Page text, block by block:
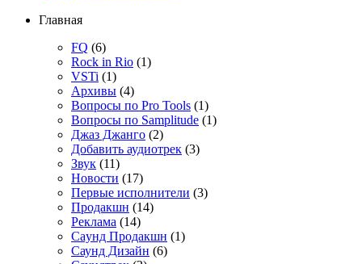
Главная
FQ (6)
Rock in Rio (1)
VSTi (1)
Архивы (4)
Вопросы по Pro Tools (1)
Вопросы по Samplitude (1)
Джаз Джанго (2)
Добавить аудиотрек (3)
Звук (11)
Новости (17)
Первые исполнители (3)
Продакшн (14)
Реклама (14)
Сayнд Пpoдaкшн (1)
Саунд Дизайн (6)